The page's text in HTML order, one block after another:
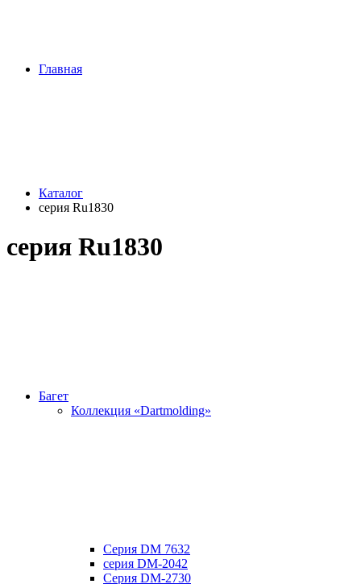
Главная
Каталог
cерия Ru1830
cерия Ru1830
Багет
Коллекция «Dartmolding»
Серия DM 7632
серия DM-2042
Серия DM-2730